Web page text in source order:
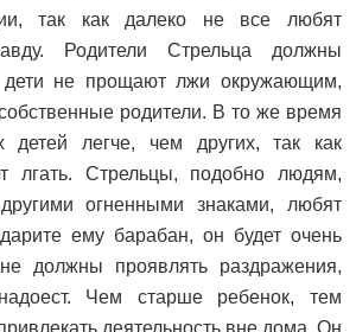
так как далеко не все любят
Родители Стрельца должны
дети не прощают лжи окружающим,
родители. В то же время
детей легче, чем других, так как
лгать. Стрельцы, подобно людям,
огненными знаками, любят
ему барабан, он будет очень
должны проявлять раздражения,
Чем старше ребенок, тем
деятельность вне дома. Он